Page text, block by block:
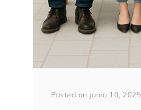
Posted on junio 10, 2025